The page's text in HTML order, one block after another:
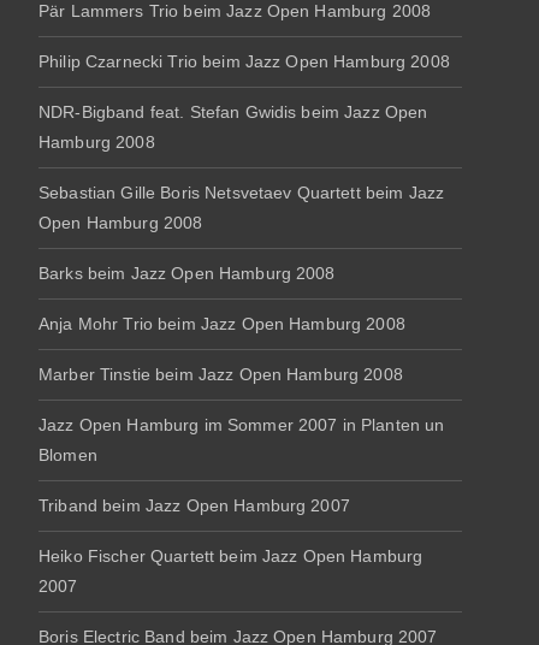
Pär Lammers Trio beim Jazz Open Hamburg 2008
Philip Czarnecki Trio beim Jazz Open Hamburg 2008
NDR-Bigband feat. Stefan Gwidis beim Jazz Open
Hamburg 2008
Sebastian Gille Boris Netsvetaev Quartett beim Jazz
Open Hamburg 2008
Barks beim Jazz Open Hamburg 2008
Anja Mohr Trio beim Jazz Open Hamburg 2008
Marber Tinstie beim Jazz Open Hamburg 2008
Jazz Open Hamburg im Sommer 2007 in Planten un
Blomen
Triband beim Jazz Open Hamburg 2007
Heiko Fischer Quartett beim Jazz Open Hamburg
2007
Boris Electric Band beim Jazz Open Hamburg 2007